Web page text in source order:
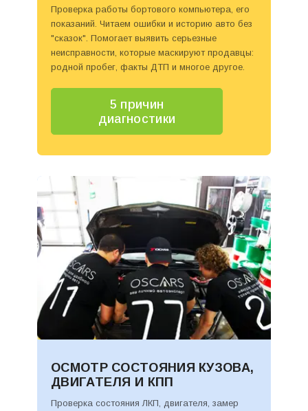
Проверка работы бортового компьютера, его
показаний. Читаем ошибки и историю авто без
"сказок". Помогает выявить серьезные
неисправности, которые маскируют продавцы:
родной пробег, факты ДТП и многое другое.
5 причин
диагностики
ОСМОТР СОСТОЯНИЯ КУЗОВА,
ДВИГАТЕЛЯ И КПП
Проверка состояния ЛКП, двигателя, замер